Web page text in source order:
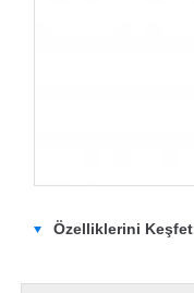
Özelliklerini Keşfet